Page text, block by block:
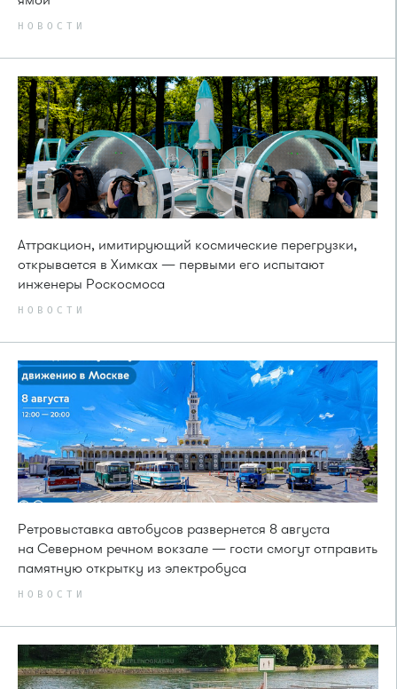
НОВОСТИ
Аттракцион, имитирующий космические перегрузки,
открывается в Химках — первыми его испытают
инженеры Роскосмоса
НОВОСТИ
Ретровыставка автобусов развернется 8 августа
на Северном речном вокзале — гости смогут отправить
памятную открытку из электробуса
НОВОСТИ